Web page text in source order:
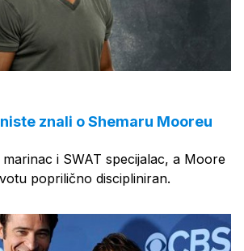
znali o Shemaru Mooreu
i SWAT specijalac, a Moore
poprilično discipliniran.